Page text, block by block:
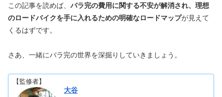
この記事を読めば、 バラ完の費用に関する不安が解消され、理想
のロードバイクを手に入れるための明確なロードマップが見えて
くるはずです。
さあ、一緒にバラ完の世界を深掘りしていきましょう。
【監修者】
大谷